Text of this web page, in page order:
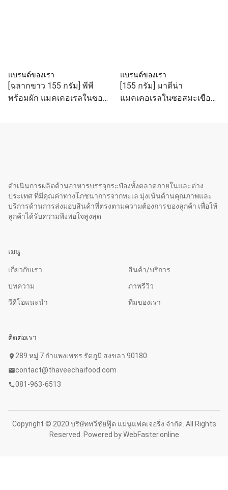
แบรนด์ของเรา
[ฉลากขาว 155 กรัม] พีพี
พร้อมผัก แมคเคอเรลในซอส
แบรนด์ของเรา
[155 กรัม] มาดีน่า
แมคเคอเรลในซอสมะเขือ
ดำเนินการผลิตด้านอาหารบรรจุกระป๋องทั้งตลาดภายในและต่าง
ประเทศ ที่มีคุณค่าทางโภชนาการจากทะเล มุ่งเน้นด้านคุณภาพและ
บริการด้านการส่งมอบสินค้าที่ตรงตามความต้องการของลูกค้า เพื่อให้
ลูกค้าได้รับความพึงพอใจสูงสุด
เมนู
เกี่ยวกับเรา
สินค้า/บริการ
บทความ
ภาพรีวิว
วีดีโอแนะนำ
ทีมของเรา
ติดต่อเรา
location_on 289 หมู่ 7 กำแพงเพชร รัตภูมิ สงขลา 90180
mailcontact@thaveechaifood.com
call081-963-6513
Copyright © 2020 บริษัททวีชัยฟู๊ด แมนูแฟคเจอริ่ง จำกัด. All Rights
Reserved. Powered byWebFaster.online